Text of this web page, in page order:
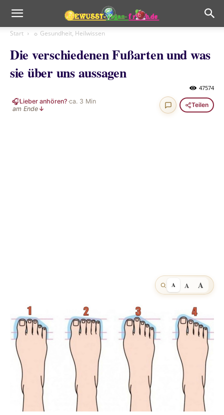
Start ☼ Gesundheit, Heilwissen
Die verschiedenen Fußarten und was
sie über uns aussagen
47574
🎧Lieber anhören?·ca. 3 Min
am Ende ↓
Teilen
A A A